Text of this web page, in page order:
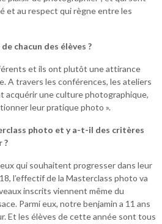
et au respect qui règne entre les
chacun des élèves ?
et ils ont plutôt une attirance
A travers les conférences, les ateliers
acquérir une culture photographique,
leur pratique photo ».
photo et y a-t-il des critères
?
qui souhaitent progresser dans leur
l’effectif de la Masterclass photo va
inscrits viennent même du
Parmi eux, notre benjamin a 11 ans
Et les élèves de cette année sont tous